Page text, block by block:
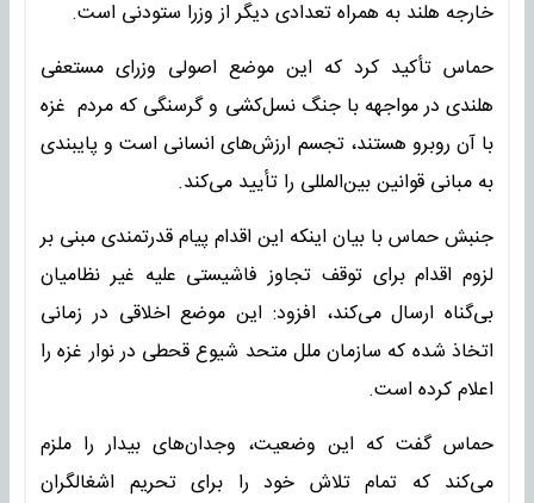
خارجه هلند به همراه تعدادی دیگر از وزرا ستودنی است.
حماس تأکید کرد که این موضع اصولی وزرای مستعفی
هلندی در مواجهه با جنگ نسل‌کشی و گرسنگی که مردم غزه
با آن روبرو هستند، تجسم ارزش‌های انسانی است و پایبندی
به مبانی قوانین بین‌المللی را تأیید می‌کند.
جنبش حماس با بیان اینکه این اقدام پیام قدرتمندی مبنی بر
لزوم اقدام برای توقف تجاوز فاشیستی علیه غیر نظامیان
بی‌گناه ارسال می‌کند، افزود: این موضع اخلاقی در زمانی
اتخاذ شده که سازمان ملل متحد شیوع قحطی در نوار غزه را
اعلام کرده است.
حماس گفت که این وضعیت، وجدان‌های بیدار را ملزم
می‌کند که تمام تلاش خود را برای تحریم اشغالگران